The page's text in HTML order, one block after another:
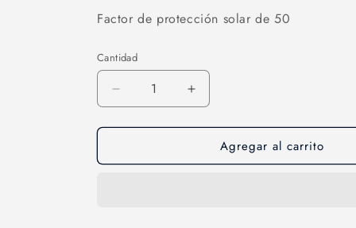
Factor de protección solar de 50
Cantidad
Cantidad
Reducir
cantidad
para
20
Aumentar
cantidad
para
Sombrero-
20
Agregar al carrito